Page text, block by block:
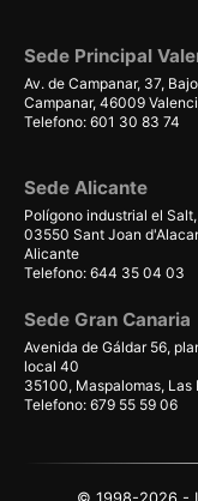
Sede Principal
Av. de Campanar, 37, Bajo
Campanar, 46009
Telefono: 601 30 83 74
Sede Alicante
Polígono industrial el
03550 Sant Joan
Alicante
Telefono: 644 35 04 03
Sede Gran Canaria
Avenida de Gáldar 56,
local 40
35100, Maspalomas, Las
Telefono: 679 55 59 06